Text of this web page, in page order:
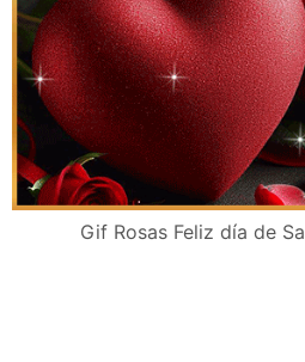
Gif Rosas Feliz día de